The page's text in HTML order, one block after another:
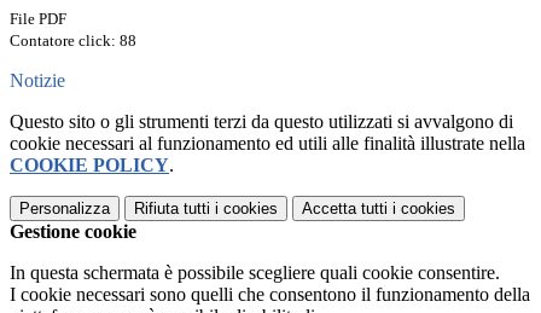
File PDF
Contatore click: 88
Notizie
Questo sito o gli strumenti terzi da questo utilizzati si avvalgono di
cookie necessari al funzionamento ed utili alle finalità illustrate nella
COOKIE POLICY.
Personalizza Rifiuta tutti i cookies Accetta tutti i cookies
Gestione cookie
In questa schermata è possibile scegliere quali cookie consentire.
I cookie necessari sono quelli che consentono il funzionamento della